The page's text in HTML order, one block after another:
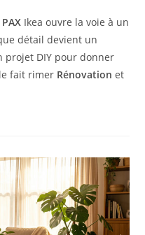
Ikea ouvre la voie à un
détail devient un
DIY pour donner
fait rimer Rénovation et